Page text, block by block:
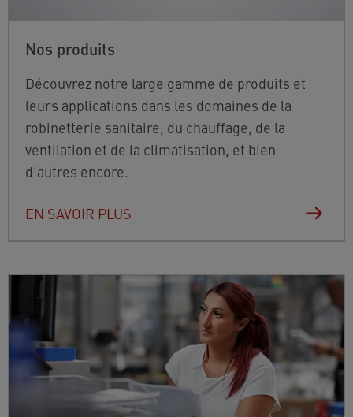
Nos produits
Découvrez notre large gamme de produits et
leurs applications dans les domaines de la
robinetterie sanitaire, du chauffage, de la
ventilation et de la climatisation, et bien
d'autres encore.
EN SAVOIR PLUS